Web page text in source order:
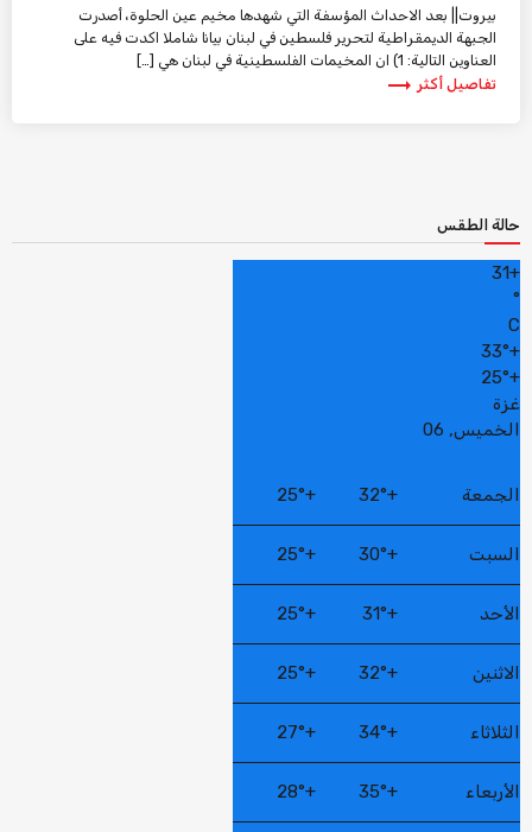
بيروت|| بعد الاحداث المؤسفة التي شهدها مخيم عين الحلوة، أصدرت
الجبهة الديمقراطية لتحرير فلسطين في لبنان بيانا شاملا اكدت فيه على
العناوين التالية: 1) ان المخيمات الفلسطينية في لبنان هي […]
تفاصيل أكثر trending_flat
حالة الطقس
+
31
°
C
+
33°
+
25°
غزة
الخميس, 06
الجمعة +
32°
+
25°
السبت +
30°
+
25°
الأحد +
31°
+
25°
الاثنين +
32°
+
25°
الثلاثاء +
34°
+
27°
الأربعاء +
35°
+
28°